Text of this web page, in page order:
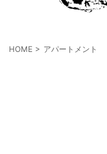
HOME > アパートメント